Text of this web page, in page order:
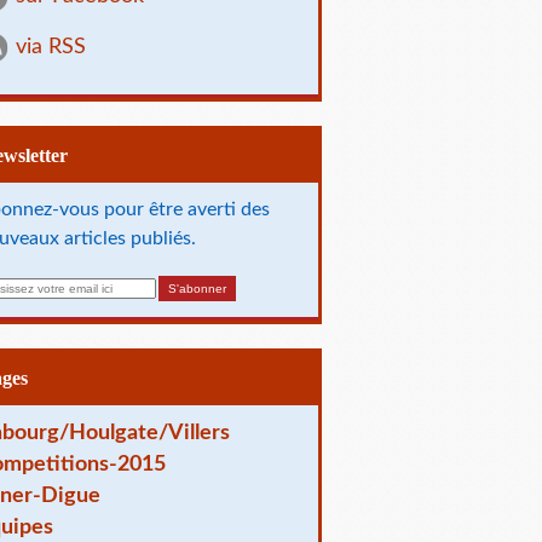
via RSS
vous pour être averti des
articles publiés.
Houlgate/Villers
2015
Digue